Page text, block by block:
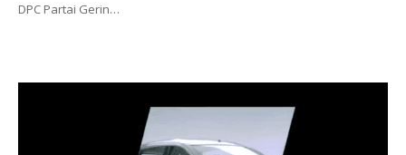
DPC Partai Gerin…